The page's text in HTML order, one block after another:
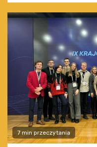
7 min przeczytania